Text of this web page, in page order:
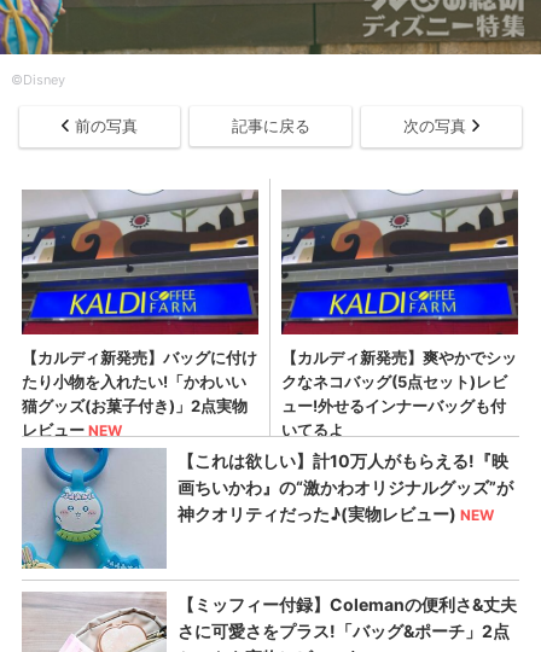
©Disney
前の写真 記事に戻る 次の写真